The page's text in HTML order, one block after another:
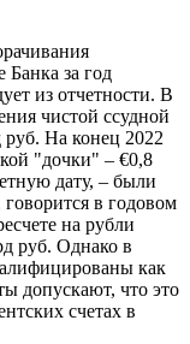
за год
из отчетности. В
чистой ссудной
На конец 2022
"дочки" – €0,8
дату, – были
в годовом
на рубли
руб. Однако в
как
допускают, что это
счетах в